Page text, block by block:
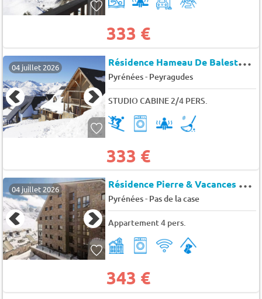
333 €
04 juillet 2026 R
ésidence Hameau De Balestas Mp
Pyrénées- Peyragudes
STUDIO CABINE 2/4 PERS.
333 €
04 juillet 2026 R
ésidence Pierre & Vacances Pas de la Casa Princesa
Pyrénées- Pas de la case
Appartement 4 pers.
343 €